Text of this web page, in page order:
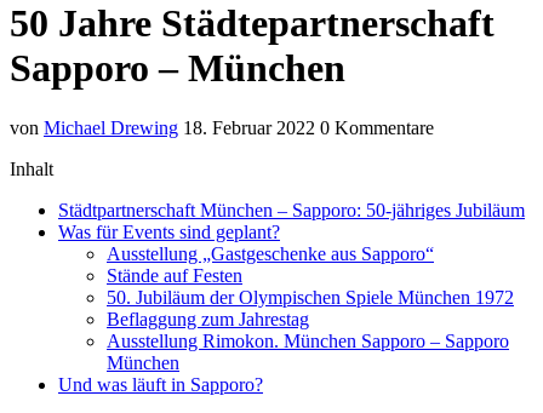
50 Jahre Städtepartnerschaft
Sapporo – München
von Michael Drewing 18. Februar 2022 0 Kommentare
Inhalt
Städtpartnerschaft München – Sapporo: 50-jähriges Jubiläum
Was für Events sind geplant?
Ausstellung „Gastgeschenke aus Sapporo“
Stände auf Festen
50. Jubiläum der Olympischen Spiele München 1972
Beflaggung zum Jahrestag
Ausstellung Rimokon. München Sapporo – Sapporo
München
Und was läuft in Sapporo?